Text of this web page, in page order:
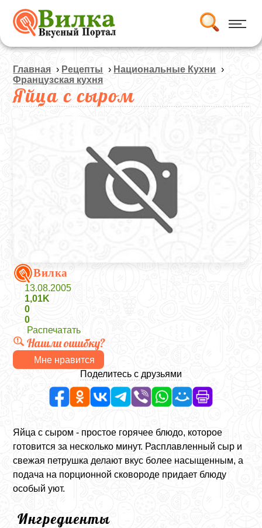
Главная › Рецепты › Национальные Кухни ›
Французская кухня
Яйца с сыром
Вилка
13.08.2005
1,01K
0
0
Распечатать
Нашли ошибку?
Мне нравится
Поделитесь с друзьями
Яйца с сыром - простое горячее блюдо, которое
готовится за несколько минут. Расплавленный сыр и
свежая петрушка делают вкус более насыщенным, а
подача на порционной сковороде придает блюду
особый уют.
Ингредиенты